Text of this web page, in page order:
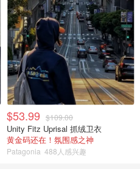
$53.99 $109.00
Unity Fitz Uprisal 抓绒卫衣
黄金码还在！氛围感之神
Patagonia 488人感兴趣